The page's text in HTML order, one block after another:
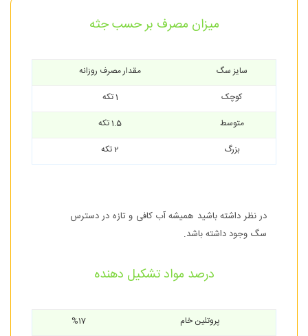
میزان مصرف بر حسب جثه
سایز سگ
مقدار مصرف روزانه
کوچک
1 تکه
متوسط
1.5 تکه
بزرگ
2 تکه
در نظر داشته باشید همیشه آب کافی و تازه در دسترس
سگ وجود داشته باشد.
درصد مواد تشکیل دهنده
پروتئین خام
%17